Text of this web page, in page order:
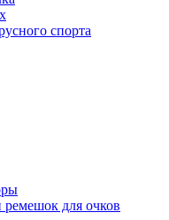
спорта
для очков